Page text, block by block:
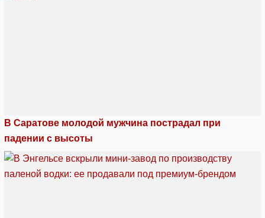
В Саратове молодой мужчина пострадал при
падении с высоты